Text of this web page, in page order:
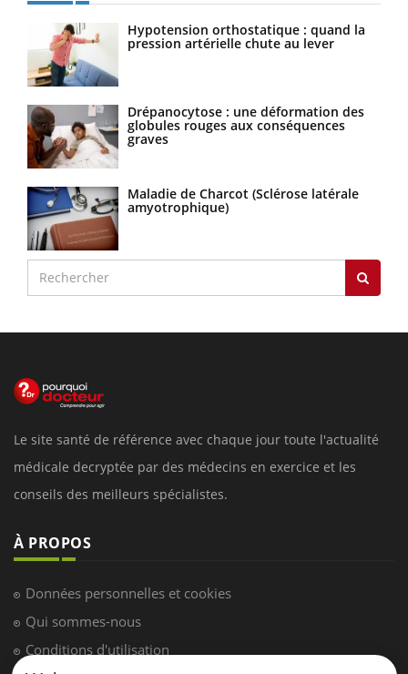
Hypotension orthostatique : quand la
pression artérielle chute au lever
Drépanocytose : une déformation des
globules rouges aux conséquences
graves
Maladie de Charcot (Sclérose latérale
amyotrophique)
Le site santé de référence avec chaque jour toute l'actualité
médicale decryptée par des médecins en exercice et les
conseils des meilleurs spécialistes.
À PROPOS
Données personnelles et cookies
Qui sommes-nous
Conditions d'utilisation